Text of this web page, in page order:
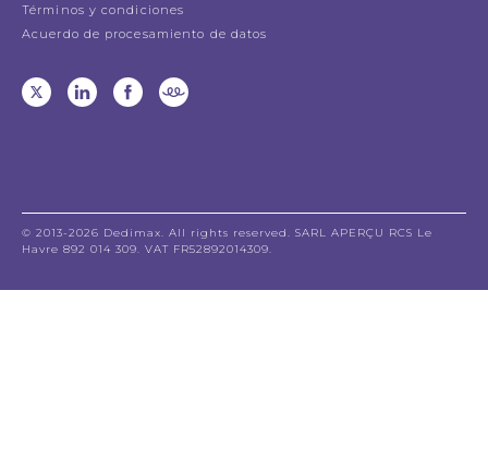
Términos y condiciones
Acuerdo de procesamiento de datos
© 2013-2026 Dedimax. All rights reserved. SARL APERÇU RCS Le
Havre 892 014 309. VAT FR52892014309.